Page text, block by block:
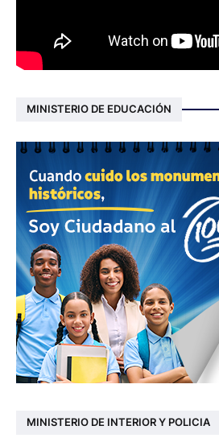
MINISTERIO DE EDUCACIÓN
MINISTERIO DE INTERIOR Y POLICIA